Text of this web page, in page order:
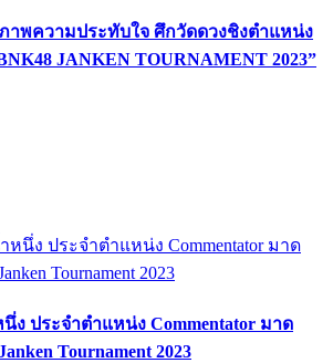
าพความประทับใจ ศึกวัดดวงชิงตำแหน่ง
JANKEN TOURNAMENT 2023”
ง ประจำตำแหน่ง Commentator มาด
Tournament 2023